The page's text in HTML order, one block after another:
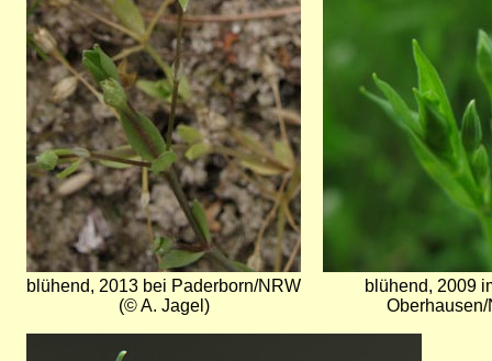
blühend, 2013 bei Paderborn/NRW
(© A. Jagel)
blühend, 2009